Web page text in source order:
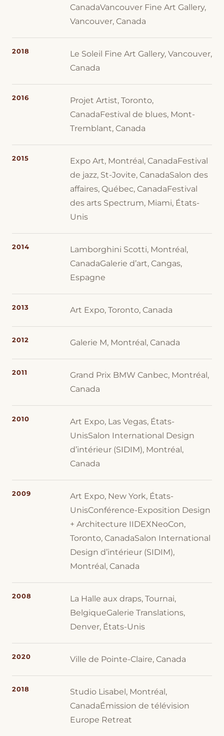
CanadaVancouver Fine Art Gallery,
Vancouver, Canada
2018
Le Soleil Fine Art Gallery, Vancouver,
Canada
2016
Projet Artist, Toronto,
CanadaFestival de blues, Mont-
Tremblant, Canada
2015
Expo Art, Montréal, CanadaFestival
de jazz, St-Jovite, CanadaSalon des
affaires, Québec, CanadaFestival
des arts Spectrum, Miami, États-
Unis
2014
Lamborghini Scotti, Montréal,
CanadaGalerie d’art, Cangas,
Espagne
2013 Art Expo, Toronto, Canada
2012 Galerie M, Montréal, Canada
2011
Grand Prix BMW Canbec, Montréal,
Canada
2010
Art Expo, Las Vegas, États-
UnisSalon International Design
d’intérieur (SIDIM), Montréal,
Canada
2009
Art Expo, New York, États-
UnisConférence-Exposition Design
+ Architecture IIDEXNeoCon,
Toronto, CanadaSalon International
Design d’intérieur (SIDIM),
Montréal, Canada
2008
La Halle aux draps, Tournai,
BelgiqueGalerie Translations,
Denver, États-Unis
2020 Ville de Pointe-Claire, Canada
2018
Studio Lisabel, Montréal,
CanadaÉmission de télévision
Europe Retreat